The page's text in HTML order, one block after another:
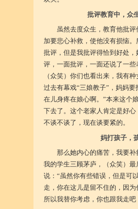
批评教育中，众
虽然去度众生，教育他批
加要悲心补救，使他没有损恼
批评，但是我批评得恰到好处
评，一面批评，一面还说了一
（众笑）你们也看出来，我有
过去有幕戏“三娘教子”，妈妈
在儿身疼在娘心啊。”本来这个
下去了。这个老家人肯定是好
不谈不谈了，现在谈要紧的。
妈打孩子，
那么她内心的痛苦，我要
我的学生三顾茅庐，（众笑）
说：“虽然你有些错误，但是可
走，你在这儿是留不住的，因
所以我替你考虑，你也跟我走